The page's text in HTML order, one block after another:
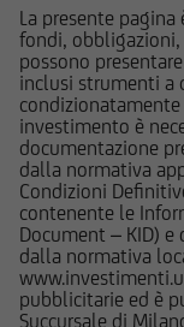
La presente
fondi,
possono
inclusi strumenti a
investimento è
documentazione
dalla normativa
Condizioni
contenente le
Document – KID)
dalla normativa
pubblicitarie ed è
Succursale di
accessibili,
per
per
cui il Sito
Le
hanno
modo da
come